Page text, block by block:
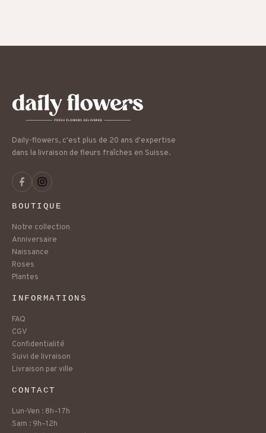
Daily-flowers, c'est plus de 20 ans d'expertise
dans la livraison de fleurs fraîches en Suisse.
BOUTIQUE
Notre collection
Anniversaire
Naissance
Roses
Plantes
INFORMATIONS
FAQ
CGV
Confidentialité
Suivi de livraison
Livraison par ville
CONTACT
Lun-Ven : 8h–17h
Sam : 9h–12h